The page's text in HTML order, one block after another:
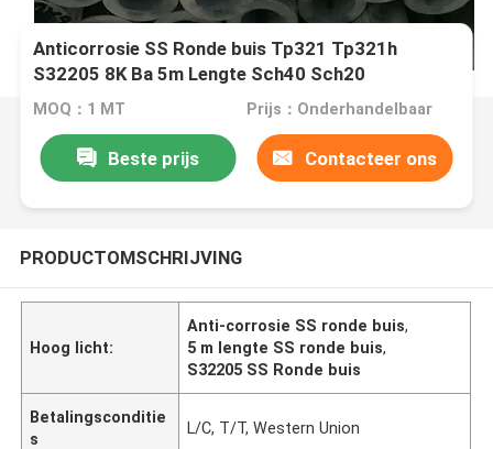
Anticorrosie SS Ronde buis Tp321 Tp321h
S32205 8K Ba 5m Lengte Sch40 Sch20
MOQ：1 MT Prijs：Onderhandelbaar
Beste prijs Contacteer ons
PRODUCTOMSCHRIJVING
Hoog licht:
Anti-corrosie SS ronde buis,
5 m lengte SS ronde buis,
S32205 SS Ronde buis
Betalingsconditie
s
L/C, T/T, Western Union